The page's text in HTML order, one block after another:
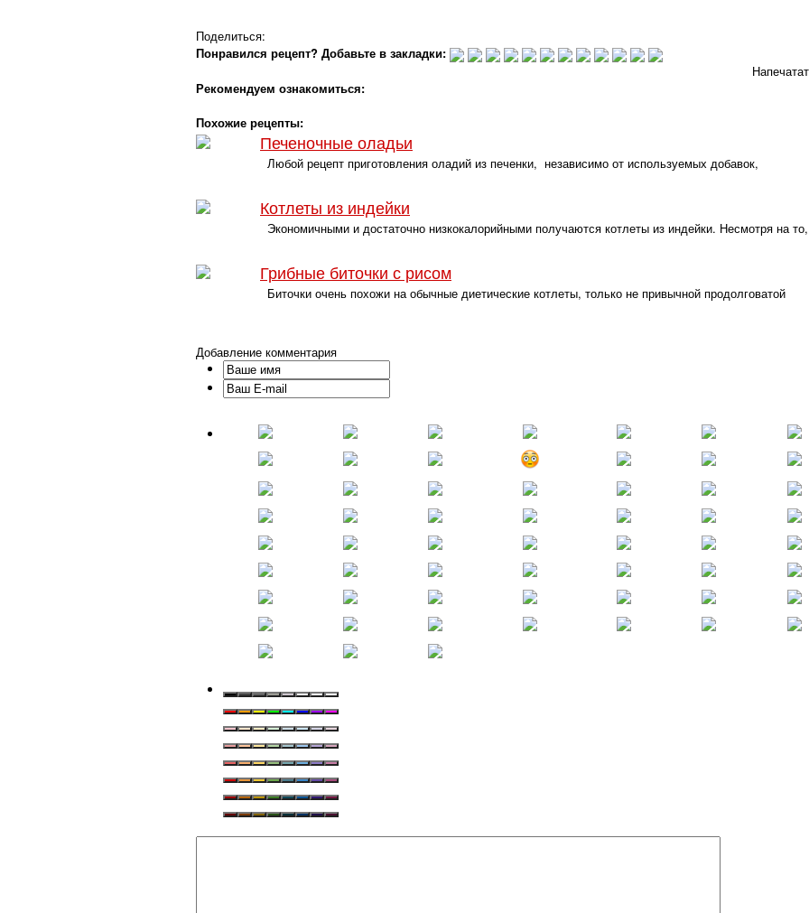
Поделиться:
Понравился рецепт? Добавьте в закладки:
Рекомендуем ознакомиться:
Похожие рецепты:
Печеночные оладьи
Любой рецепт приготовления оладий из печенки, независимо от используемых добавок,
Котлеты из индейки
Экономичными и достаточно низкокалорийными получаются котлеты из индейки. Несмотря на то,
Грибные биточки с рисом
Биточки очень похожи на обычные диетические котлеты, только не привычной продолговатой
Добавление комментария